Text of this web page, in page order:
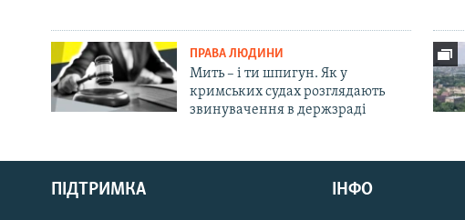
Русский
Qırımtatar
ПРАВА ЛЮДИНИ
Мить – і ти шпигун. Як у
кримських судах розглядають
звинувачення в держзраді
ПІДТРИМКА ІНФО